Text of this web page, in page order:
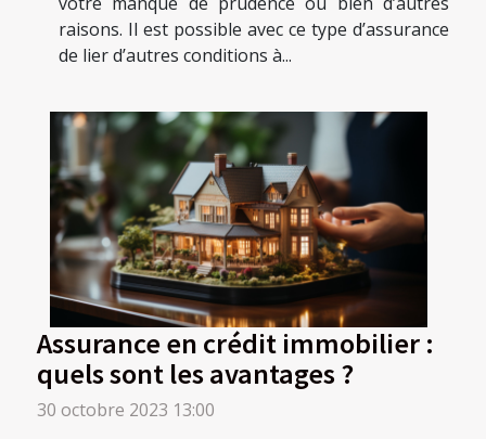
raisons. Il est possible avec ce type d’assurance
de lier d’autres conditions à...
Assurance en crédit immobilier :
quels sont les avantages ?
30 octobre 2023 13:00